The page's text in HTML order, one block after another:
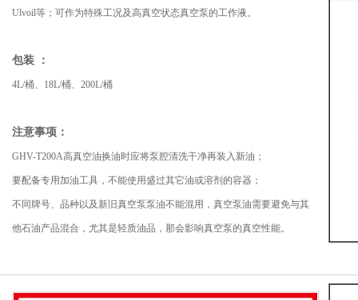
Ulvoil等；可作为特殊工况及高真空状态真空泵的工作液。
包装 ：
4L/桶、18L/桶、200L/桶
注意事项：
GHV-T200A高真空油换油时应将泵腔清洗干净再装入新油；
要配备专用加油工具，不能使用盛过其它油或溶剂的容器；
不同牌号、品种以及新旧真空泵泵油不能混用，真空泵油需要避免与其
他石油产品混合，尤其是轻质油品，那会影响真空泵的真空性能。